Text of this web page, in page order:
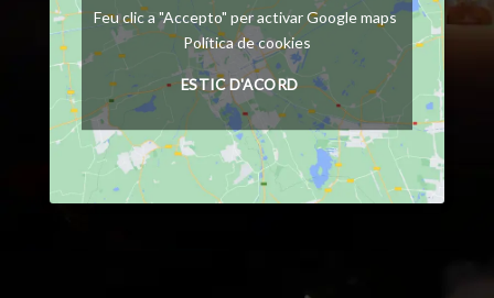
Feu clic a "Accepto" per activar Google maps
Política de cookies
ESTIC D'ACORD